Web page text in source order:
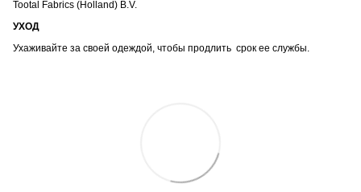
Tootal Fabrics (Holland) B.V.
УХОД
Ухаживайте за своей одеждой, чтобы продлить срок ее службы.